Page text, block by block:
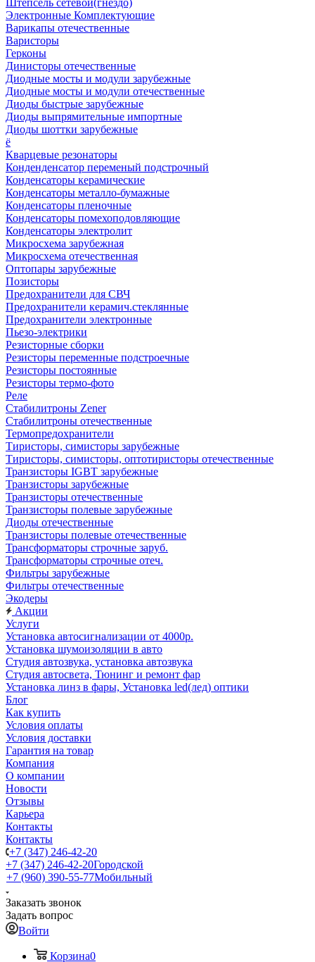
Штепсель сетевой(гнездо)
Электронные Комплектующие
Варикапы отечественные
Варисторы
Герконы
Динисторы отечественные
Диодные мосты и модули зарубежные
Диодные мосты и модули отечественные
Диоды быстрые зарубежные
Диоды выпрямительные импортные
Диоды шоттки зарубежные
ё
Кварцевые резонаторы
Конденденсатор переменый подстрочный
Конденсаторы керамические
Конденсаторы металло-бумажные
Конденсаторы пленочные
Конденсаторы помехоподовляющие
Конденсаторы электролит
Микросхема зарубежная
Микросхема отечественная
Оптопары зарубежные
Позисторы
Предохранители для СВЧ
Предохранители керамич.стеклянные
Предохранители электронные
Пьезо-электрики
Резисторные сборки
Резисторы переменные подстроечные
Резисторы постоянные
Резисторы термо-фото
Реле
Стабилитроны Zener
Стабилитроны отечественные
Термопредохранители
Тиристоры, симисторы зарубежные
Тиристоры, симисторы, оптотиристоры отечественные
Транзисторы IGBT зарубежные
Транзисторы зарубежные
Транзисторы отечественные
Транзисторы полевые зарубежные
Диоды отечественные
Транзисторы полевые отечественные
Трансформаторы строчные заруб.
Трансформаторы строчные отеч.
Фильтры зарубежные
Фильтры отечественные
Экодеры
Акции
Услуги
Установка автосигнализации от 4000р.
Установка шумоизоляции в авто
Студия автозвука, установка автозвука
Студия автосвета, Тюнинг и ремонт фар
Установка линз в фары, Установка led(лед) оптики
Блог
Как купить
Условия оплаты
Условия доставки
Гарантия на товар
Компания
О компании
Новости
Отзывы
Карьера
Контакты
Контакты
+7 (347) 246-42-20
+7 (347) 246-42-20Городской
+7 (960) 390-55-77Мобильный
Заказать звонок
Задать вопрос
Войти
Корзина0